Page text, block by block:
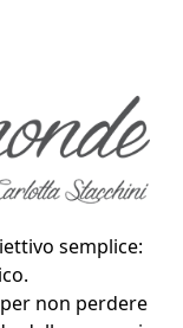
semplice:
non perdere